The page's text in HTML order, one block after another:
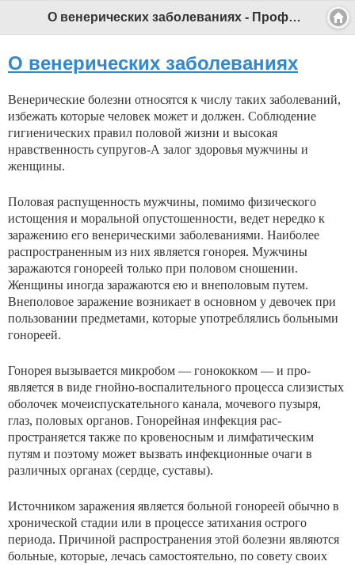
О венерических заболеваниях - Профессиональный педагог
О венерических заболеваниях
Венерические болезни относятся к числу таких забо­леваний,
избежать которые человек может и должен. Соблюдение
гигиенических правил половой жизни и высо­кая
нравственность супругов-А залог здоровья мужчины и
женщины.
Половая распущенность мужчины, помимо физическо­го
истощения и моральной опустошенности, ведет не­редко к
заражению его венерическими заболеваниями. Наиболее
распространенным из них является гонорея. Мужчины
заражаются гонореей только при половом сно­шении.
Женщины иногда заражаются ею и внеполовым путем.
Внеполовое заражение возникает в основном у де­вочек при
пользовании предметами, которые употребля­лись больными
гонореей.
Гонорея вызывается микробом — гонококком — и про­
является в виде гнойно-воспалительного процесса слизи­стых
оболочек мочеиспускательного канала, мочевого пу­зыря,
глаз, половых органов. Гонорейная инфекция рас­
пространяется также по кровеносным и лимфатическим
путям и поэтому может вызвать инфекционные очаги в
различных органах (сердце, суставы).
Источником заражения является больной гонореей обычно в
хронической стадии или в процессе затихания острого
периода. Причиной распространения этой болез­ни являются
больные, которые, лечась самостоятельно, по совету своих